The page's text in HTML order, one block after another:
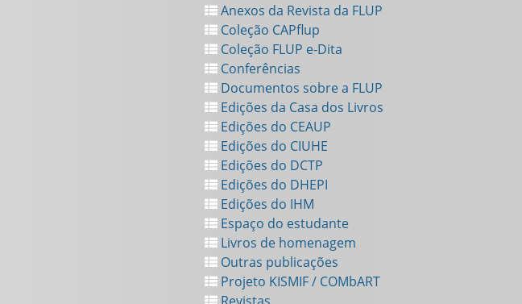
Anexos da Revista da FLUP
Coleção CAPflup
Coleção FLUP e-Dita
Conferências
Documentos sobre a FLUP
Edições da Casa dos Livros
Edições do CEAUP
Edições do CIUHE
Edições do DCTP
Edições do DHEPI
Edições do IHM
Espaço do estudante
Livros de homenagem
Outras publicações
Projeto KISMIF / COMbART